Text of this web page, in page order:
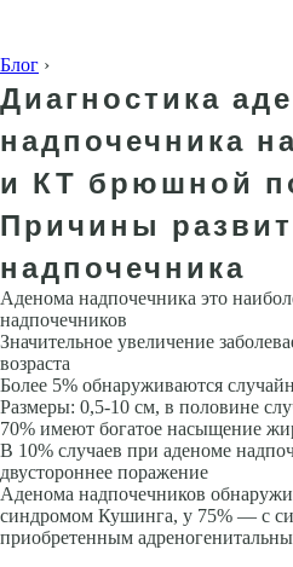
Блог ›
Диагностика
надпочечника
и КТ брюшной
Причины
надпочечника
Аденома надпочечника это
надпочечников
Значительное увеличение
возраста
Более 5% обнаруживаются
Размеры: 0,5-10 см, в половине
70% имеют богатое насыщение
В 10% случаев при аденоме
двустороннее поражение
Аденома надпочечников
синдромом Кушинга, у 75% — с
приобретенным